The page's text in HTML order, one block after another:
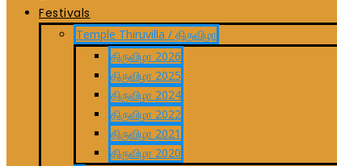
Festivals
Temple Thiruvilla / திருவிழா
திருவிழா 2026
திருவிழா 2025
திருவிழா 2024
திருவிழா 2022
திருவிழா 2021
திருவிழா 2020